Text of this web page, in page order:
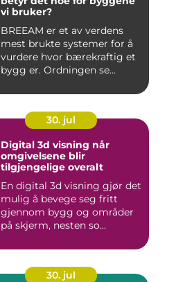
vi bruker?
BREEAM er et av verdens
mest brukte systemer for å
vurdere hvor bærekraftig et
bygg er. Ordningen se...
30. jul
Digital 3d visning når
omgivelsene blir
tilgjengelige overalt
En digital 3d visning gjør det
mulig å bevege seg fritt
gjennom bygg og områder
på skjerm, nesten so...
30. jul